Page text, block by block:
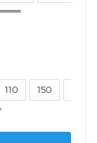
110 150